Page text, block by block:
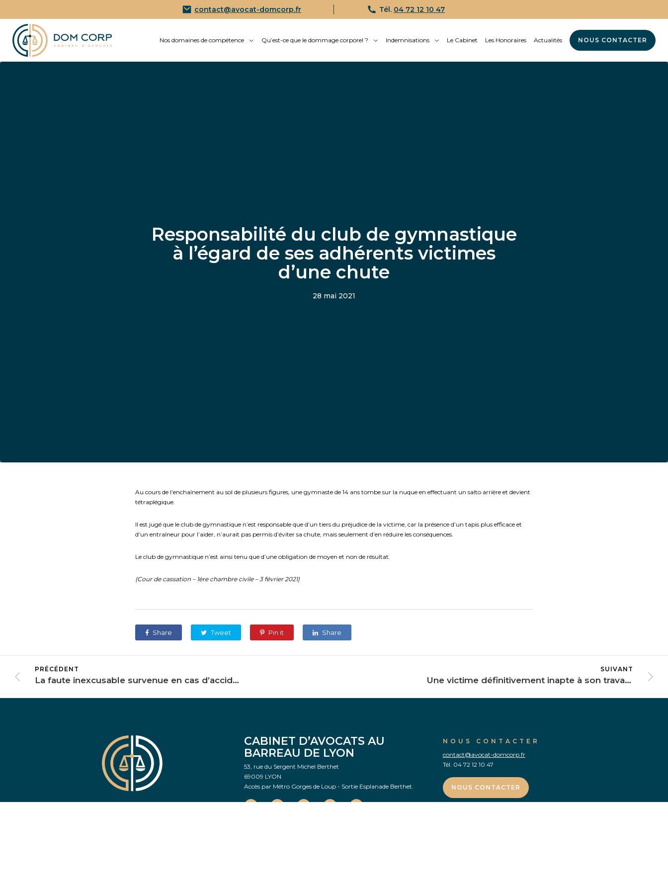
contact@avocat-domcorp.fr Tél. 04 72 12 10 47
Nos domaines de compétence Qu’est-ce que le dommage corporel ? Indemnisations Le Cabinet Les Honoraires Actualités NOUS CONTACTER
Responsabilité du club de gymnastique
à l’égard de ses adhérents victimes
d’une chute
28 mai 2021
Au cours de l’enchaînement au sol de plusieurs figures, une gymnaste de 14 ans tombe sur la nuque en effectuant un salto arrière et devient
tétraplégique.
Il est jugé que le club de gymnastique n’est responsable que d’un tiers du préjudice de la victime, car la présence d’un tapis plus efficace et
d’un entraîneur pour l’aider, n’aurait pas permis d’éviter sa chute, mais seulement d’en réduire les conséquences.
Le club de gymnastique n’est ainsi tenu que d’une obligation de moyen et non de résultat.
(Cour de cassation – 1ère chambre civile – 3 février 2021)
Share Tweet Pin it Share
PRÉCÉDENT
La faute inexcusable survenue en cas d’accident du travail peut être retenue à l’encontre du particulier employeur
SUIVANT
Une victime définitivement inapte à son travail peut être indemnisée de son incidence professionnelle
CABINET D’AVOCATS AU
BARREAU DE LYON
53, rue du Sergent Michel Berthet
69009 LYON
Accès par Métro Gorges de Loup - Sortie Esplanade Berthet.
NOUS CONTACTER
contact@avocat-domcorp.fr
Tél. 04 72 12 10 47
NOUS CONTACTER